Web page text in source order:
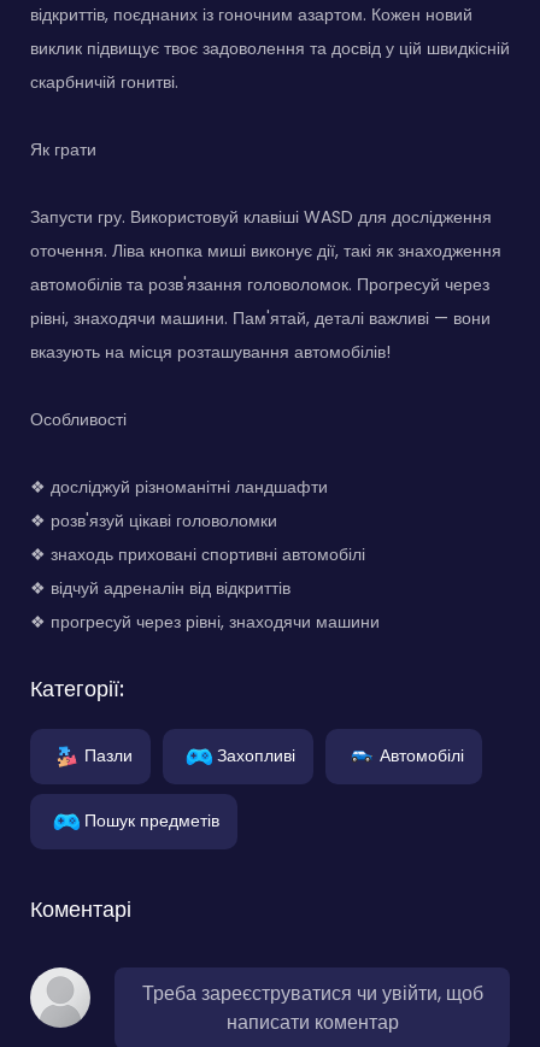
відкриттів, поєднаних із гоночним азартом. Кожен новий
виклик підвищує твоє задоволення та досвід у цій швидкісній
скарбничій гонитві.
Як грати
Запусти гру. Використовуй клавіші WASD для дослідження
оточення. Ліва кнопка миші виконує дії, такі як знаходження
автомобілів та розв'язання головоломок. Прогресуй через
рівні, знаходячи машини. Пам'ятай, деталі важливі — вони
вказують на місця розташування автомобілів!
Особливості
❖ досліджуй різноманітні ландшафти
❖ розв'язуй цікаві головоломки
❖ знаходь приховані спортивні автомобілі
❖ відчуй адреналін від відкриттів
❖ прогресуй через рівні, знаходячи машини
Категорії:
Пазли Захопливі Автомобілі
Пошук предметів
Коментарі
Треба зареєструватися чи увійти, щоб
написати коментар